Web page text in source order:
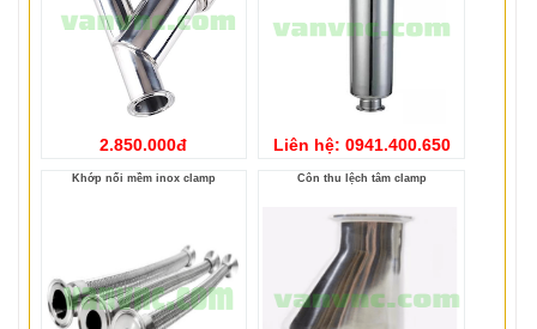
2.850.000đ Liên hệ: 0941.400.650
Khớp nối mềm inox clamp Côn thu lệch tâm clamp